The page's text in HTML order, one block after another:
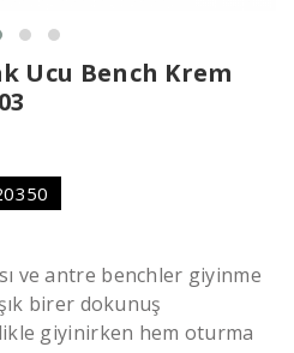
Ucu Bench Krem
ve antre benchler giyinme
birer dokunuş
giyinirken hem oturma